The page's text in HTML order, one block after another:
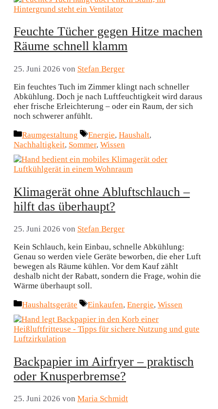
Feuchte Tücher gegen Hitze machen
Räume schnell klamm
25. Juni 2026 von Stefan Berger
Ein feuchtes Tuch im Zimmer klingt nach schneller
Abkühlung. Doch je nach Luftfeuchtigkeit wird daraus
eher frische Erleichterung – oder ein Raum, der sich
noch schwerer anfühlt.
Kategorien
Raumgestaltung Schlagwörter
Energie, Haushalt,
Nachhaltigkeit, Sommer, Wissen
Klimagerät ohne Abluftschlauch –
hilft das überhaupt?
25. Juni 2026 von Stefan Berger
Kein Schlauch, kein Einbau, schnelle Abkühlung:
Genau so werden viele Geräte beworben, die eher Luft
bewegen als Räume kühlen. Vor dem Kauf zählt
deshalb nicht der Rabatt, sondern die Frage, wohin die
Wärme überhaupt soll.
Kategorien
Haushaltsgeräte Schlagwörter
Einkaufen, Energie, Wissen
Backpapier im Airfryer – praktisch
oder Knusperbremse?
25. Juni 2026 von Maria Schmidt